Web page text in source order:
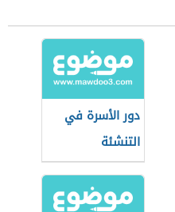
دور الأسرة في
التنشئة
الاجتماعية